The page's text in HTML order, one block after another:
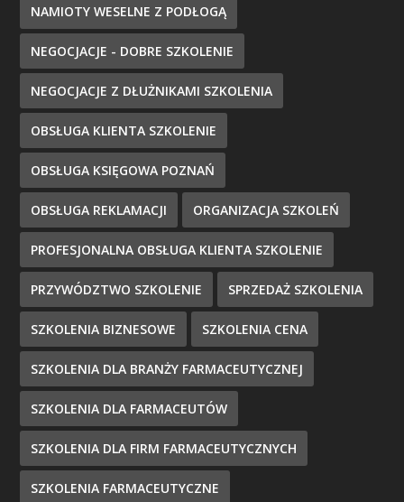
NAMIOTY WESELNE Z PODŁOGĄ
NEGOCJACJE - DOBRE SZKOLENIE
NEGOCJACJE Z DŁUŻNIKAMI SZKOLENIA
OBSŁUGA KLIENTA SZKOLENIE
OBSŁUGA KSIĘGOWA POZNAŃ
OBSŁUGA REKLAMACJI ORGANIZACJA SZKOLEŃ
PROFESJONALNA OBSŁUGA KLIENTA SZKOLENIE
PRZYWÓDZTWO SZKOLENIE SPRZEDAŻ SZKOLENIA
SZKOLENIA BIZNESOWE SZKOLENIA CENA
SZKOLENIA DLA BRANŻY FARMACEUTYCZNEJ
SZKOLENIA DLA FARMACEUTÓW
SZKOLENIA DLA FIRM FARMACEUTYCZNYCH
SZKOLENIA FARMACEUTYCZNE